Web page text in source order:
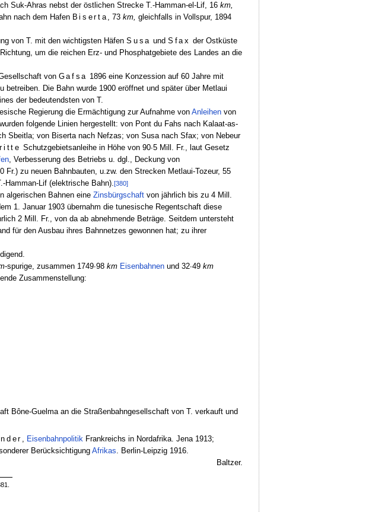
Suk-Ahras nebst der östlichen Strecke T.-Hamman-el-Lif, 16 km,
nach dem Hafen Biserta, 73km, gleichfalls in Vollspur, 1894
von T. mit den wichtigsten HäfenSusa und Sfax der Ostküste
um die reichen Erz- und Phosphatgebiete des Landes an die
von Gafsa 1896 eine Konzession auf 60 Jahre mit
Die Bahn wurde 1900 eröffnet und später über Metlaui
der bedeutendsten von T.
Regierung die Ermächtigung zur Aufnahme vonAnleihen von
folgende Linien hergestellt: von Pont du Fahs nach Kalaat-as-
Sbeitla; von Biserta nach Nefzas; von Susa nach Sfax; von Nebeur
Schutzgebietsanleihe in Höhe von 90∙5 Mill. Fr., laut Gesetz
, Verbesserung des Betriebs u. dgl., Deckung von
zu neuen Bahnbauten, u.zw. den Strecken Metlaui-Tozeur, 55
Hamman-Lif (elektrische Bahn).[380]
algerischen Bahnen eineZinsbürgschaft von jährlich bis zu 4 Mill.
1. Januar 1903 übernahm die tunesische Regentschaft diese
2 Mill. Fr., von da ab abnehmende Beträge. Seitdem untersteht
für den Ausbau ihres Bahnnetzes gewonnen hat; zu ihrer
-spurige, zusammen 1749∙98km Eisenbahnen und 32∙49km
Zusammenstellung:
Bône-Guelma an die Straßenbahngesellschaft von T. verkauft und
, Eisenbahnpolitik Frankreichs in Nordafrika. Jena 1913;
BerücksichtigungAfrikas. Berlin-Leipzig 1916.
Baltzer.